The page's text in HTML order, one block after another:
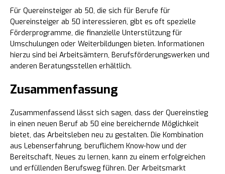
Für Quereinsteiger ab 50, die sich für Berufe für
Quereinsteiger ab 50 interessieren, gibt es oft spezielle
Förderprogramme, die finanzielle Unterstützung für
Umschulungen oder Weiterbildungen bieten. Informationen
hierzu sind bei Arbeitsämtern, Berufsförderungswerken und
anderen Beratungsstellen erhältlich.
Zusammenfassung
Zusammenfassend lässt sich sagen, dass der Quereinstieg
in einen neuen Beruf ab 50 eine bereichernde Möglichkeit
bietet, das Arbeitsleben neu zu gestalten. Die Kombination
aus Lebenserfahrung, beruflichem Know-how und der
Bereitschaft, Neues zu lernen, kann zu einem erfolgreichen
und erfüllenden Berufsweg führen. Der Arbeitsmarkt